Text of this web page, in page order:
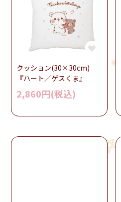
クッション(30×30cm)
『ハート／ゲスくま』
2,860円(税込)